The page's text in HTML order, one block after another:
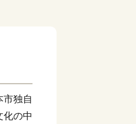
市独自
化の中